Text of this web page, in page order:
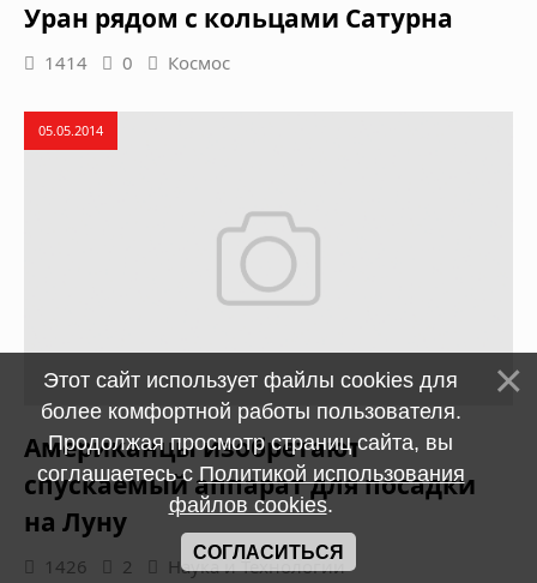
Уран рядом с кольцами Сатурна
1414 0 Космос
05.05.2014
Американцы изобретают
спускаемый аппарат для посадки
на Луну
1426 2 Наука и Технологии
Этот сайт использует файлы cookies для
более комфортной работы пользователя.
Продолжая просмотр страниц сайта, вы
соглашаетесь сПолитикой использования
файлов cookies.
СОГЛАСИТЬСЯ